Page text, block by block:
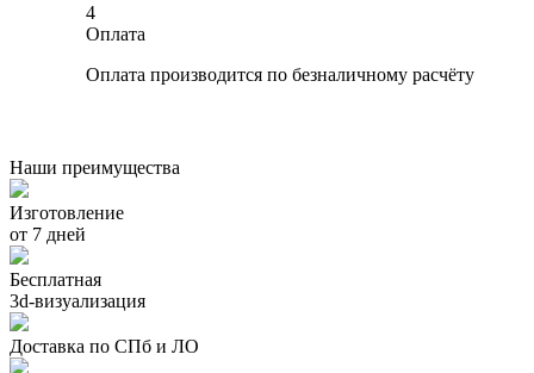
4
Оплата
Оплата производится по безналичному расчёту
Наши преимущества
Изготовление
от 7 дней
Бесплатная
3d-визуализация
Доставка по СПб и ЛО